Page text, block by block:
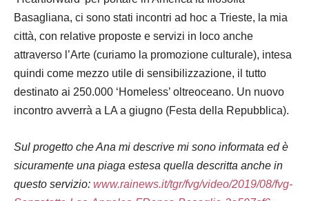
Basagliana, ci sono stati incontri ad hoc a Trieste, la mia
città, con relative proposte e servizi in loco anche
attraverso l’Arte (curiamo la promozione culturale), intesa
quindi come mezzo utile di sensibilizzazione, il tutto
destinato ai 250.000 ‘Homeless’ oltreoceano. Un nuovo
incontro avverrà a LA a giugno (Festa della Repubblica).
Sul progetto che Ana mi descrive mi sono informata ed è
sicuramente una piaga estesa quella descritta anche in
questo servizio: www.rainews.it/tgr/fvg/video/2019/08/fvg-